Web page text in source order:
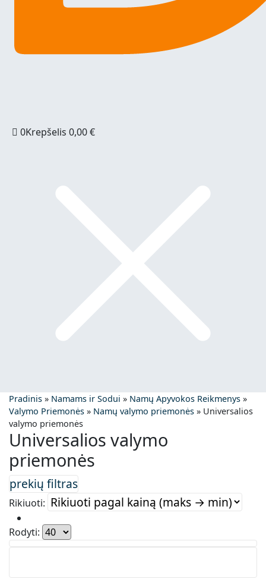
0Krepšelis0,00€
Pradinis » Namams ir Sodui » Namų Apyvokos Reikmenys »
Valymo Priemonės » Namų valymo priemonės » Universalios
valymo priemonės
Universalios valymo
priemonės
Rikiuoti:
Rodyti: